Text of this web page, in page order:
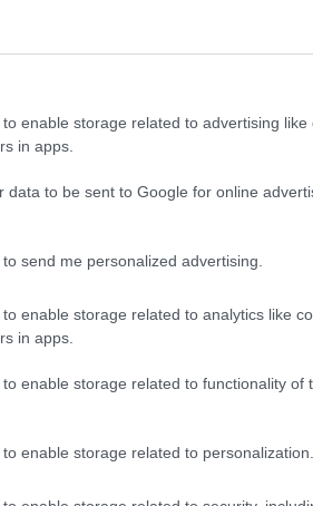
enable storage related to advertising like
in apps.
data to be sent to Google for online
send me personalized advertising.
enable storage related to analytics like
in apps.
enable storage related to functionality of
enable storage related to personalization.
του Γιώργου Σίμωνα και
παρουσιάζεται κάθε Δευτέρα
στο θέατρο Rabbithole.
γραφείο με τρεις
τον Μπομπ, στο «πάτωμα»,
που ίσως κοιμάται ίσως και
σε ένα κλουβί για